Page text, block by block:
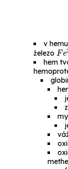
v
železo
Fe
hem